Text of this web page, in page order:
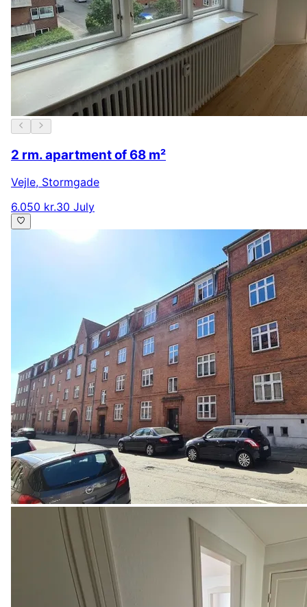
2 rm. apartment of 68 m²
Vejle, Stormgade
6.050 kr.30 July